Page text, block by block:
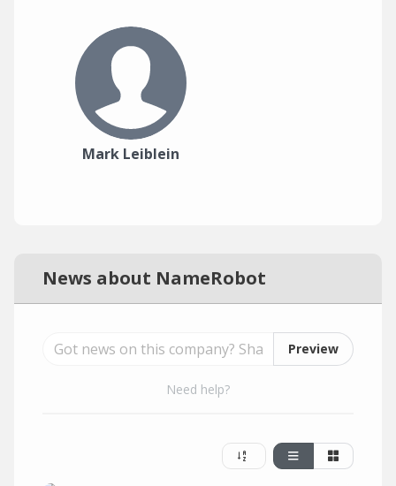
Mark Leiblein
News about NameRobot
Preview
Need help?